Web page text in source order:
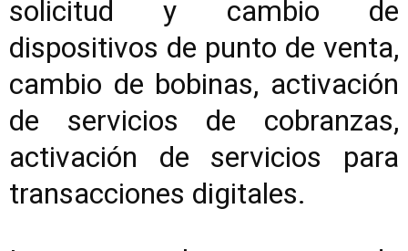
solicitud y cambio de
dispositivos de punto de venta,
cambio de bobinas, activación
de servicios de cobranzas,
activación de servicios para
transacciones digitales.